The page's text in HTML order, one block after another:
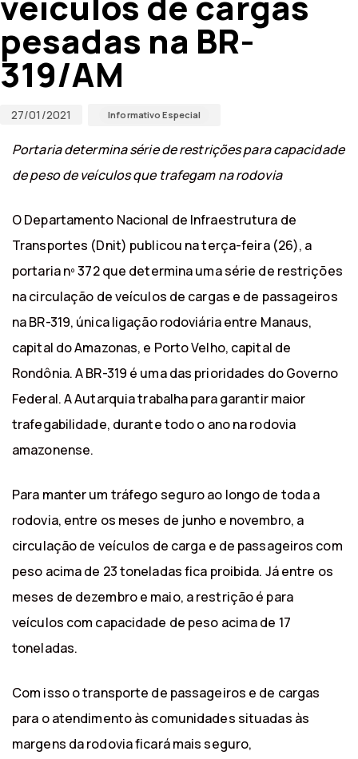
pesadas na BR-
319/AM
27/01/2021 Informativo Especial
Portaria determina série de restrições para capacidade
de peso de veículos que trafegam na rodovia
O Departamento Nacional de Infraestrutura de
Transportes (Dnit) publicou na terça-feira (26), a
portaria nº 372 que determina uma série de restrições
na circulação de veículos de cargas e de passageiros
na BR-319, única ligação rodoviária entre Manaus,
capital do Amazonas, e Porto Velho, capital de
Rondônia. A BR-319 é uma das prioridades do Governo
Federal. A Autarquia trabalha para garantir maior
trafegabilidade, durante todo o ano na rodovia
amazonense.
Para manter um tráfego seguro ao longo de toda a
rodovia, entre os meses de junho e novembro, a
circulação de veículos de carga e de passageiros com
peso acima de 23 toneladas fica proibida. Já entre os
meses de dezembro e maio, a restrição é para
veículos com capacidade de peso acima de 17
toneladas.
Com isso o transporte de passageiros e de cargas
para o atendimento às comunidades situadas às
margens da rodovia ficará mais seguro,